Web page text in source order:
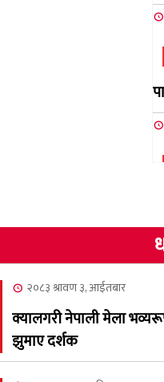
२०८३ श्रावण ३, आईतबार
क्यालगरी नेपाली मेला
झुमाए दर्शक